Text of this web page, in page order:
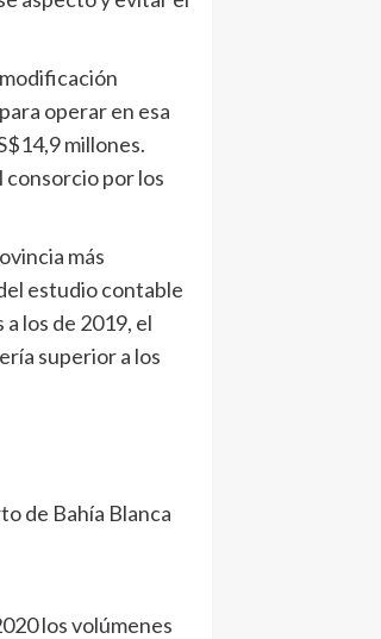
operar en esa
millones.
consorcio por los
más
estudio contable
los de 2019, el
superior a los
de Bahía Blanca
los volúmenes